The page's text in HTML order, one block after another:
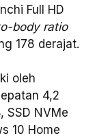
Full HD
body ratio
178 derajat.
oleh
4,2
SSD NVMe
10 Home